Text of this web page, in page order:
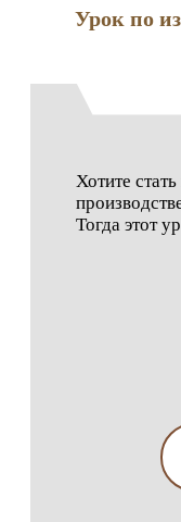
Урок по
Хотите
Тогда этот